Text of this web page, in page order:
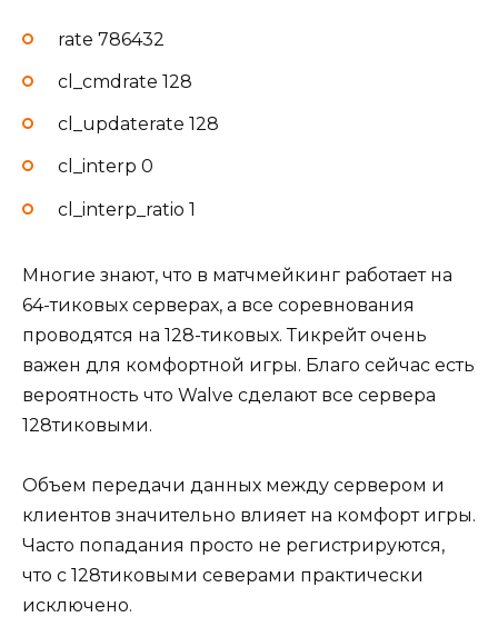
rate 786432
cl_cmdrate 128
cl_updaterate 128
cl_interp 0
cl_interp_ratio 1
Многие знают, что в матчмейкинг работает на
64-тиковых серверах, а все соревнования
проводятся на 128-тиковых. Тикрейт очень
важен для комфортной игры. Благо сейчас есть
вероятность что Walve сделают все сервера
128тиковыми.
Объем передачи данных между сервером и
клиентов значительно влияет на комфорт игры.
Часто попадания просто не регистрируются,
что с 128тиковыми северами практически
исключено.